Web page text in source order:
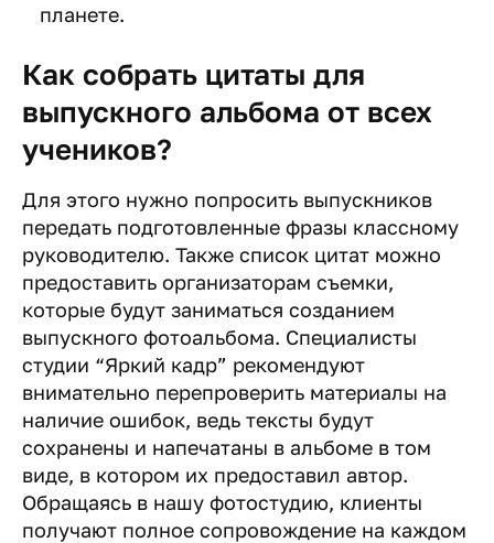
планете.
Как собрать цитаты для
выпускного альбома от всех
учеников?
Для этого нужно попросить выпускников
передать подготовленные фразы классному
руководителю. Также список цитат можно
предоставить организаторам съемки,
которые будут заниматься созданием
выпускного фотоальбома. Специалисты
студии “Яркий кадр” рекомендуют
внимательно перепроверить материалы на
наличие ошибок, ведь тексты будут
сохранены и напечатаны в альбоме в том
виде, в котором их предоставил автор.
Обращаясь в нашу фотостудию, клиенты
получают полное сопровождение на каждом